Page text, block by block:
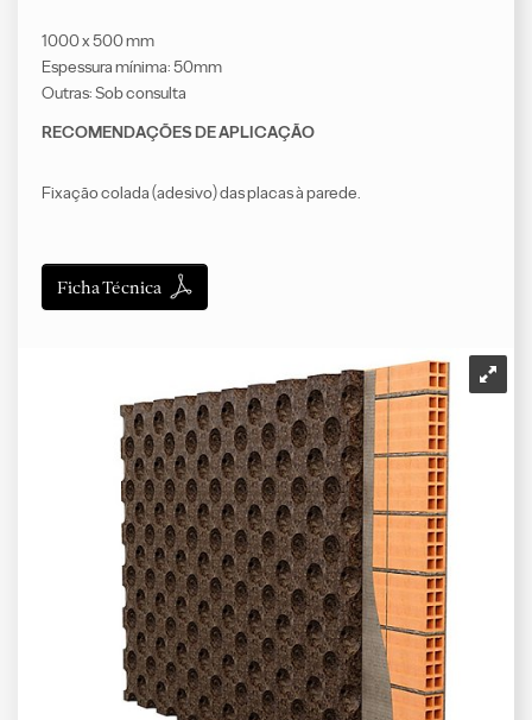
1000 x 500 mm
Espessura mínima: 50mm
Outras: Sob consulta
RECOMENDAÇÕES DE APLICAÇÃO
Fixação colada (adesivo) das placas à parede.
Ficha Técnica